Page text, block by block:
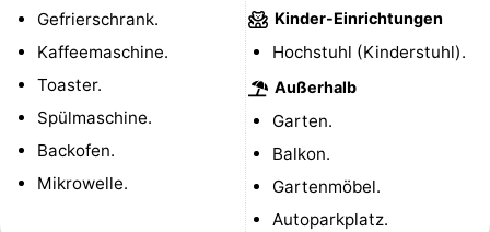
Schwimmbader
-
Radfahren
Wandern
-
Reiten
Gefrierschrank.
Kaffeemaschine.
Toaster.
Spülmaschine.
Backofen.
Mikrowelle.
Kinder-Einrichtungen
Hochstuhl (Kinderstuhl).
Außerhalb
Garten.
Balkon.
Gartenmöbel.
Autoparkplatz.